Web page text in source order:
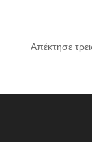
Απέκτησε